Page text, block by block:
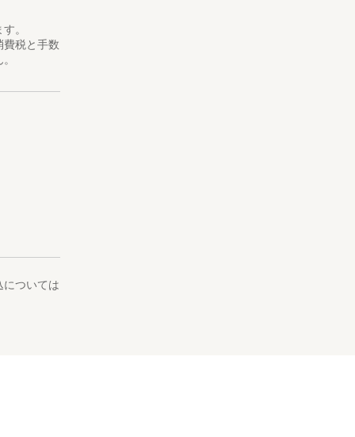
。
税と手数
ついては